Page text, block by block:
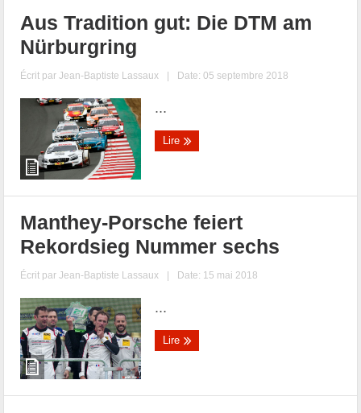
Aus Tradition gut: Die DTM am
Nürburgring
Écrit parJean-Baptiste Lassaux | Date: 05 septembre 2018
...
Lire
Manthey-Porsche feiert
Rekordsieg Nummer sechs
Écrit parJean-Baptiste Lassaux | Date: 15 mai 2018
...
Lire